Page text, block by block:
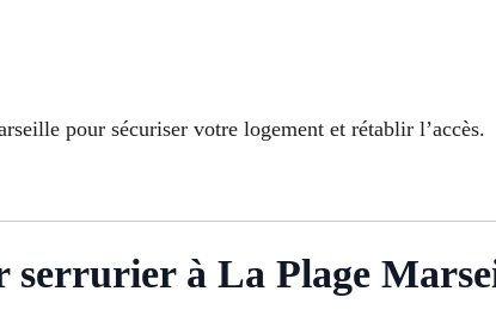
pour sécuriser votre logement et rétablir l’accès.
serrurier à La Plage